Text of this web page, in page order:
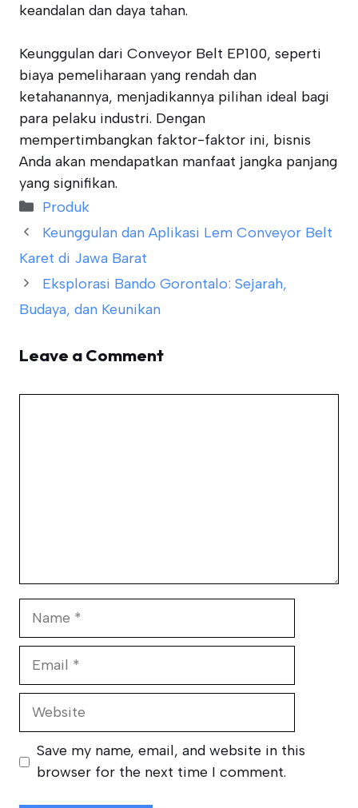
keandalan dan daya tahan.
Keunggulan dari Conveyor Belt EP100, seperti
biaya pemeliharaan yang rendah dan
ketahanannya, menjadikannya pilihan ideal bagi
para pelaku industri. Dengan
mempertimbangkan faktor-faktor ini, bisnis
Anda akan mendapatkan manfaat jangka panjang
yang signifikan.
Categories
Produk
Keunggulan dan Aplikasi Lem Conveyor Belt
Karet di Jawa Barat
Eksplorasi Bando Gorontalo: Sejarah,
Budaya, dan Keunikan
Leave a Comment
Website
Save my name, email, and website in this
browser for the next time I comment.